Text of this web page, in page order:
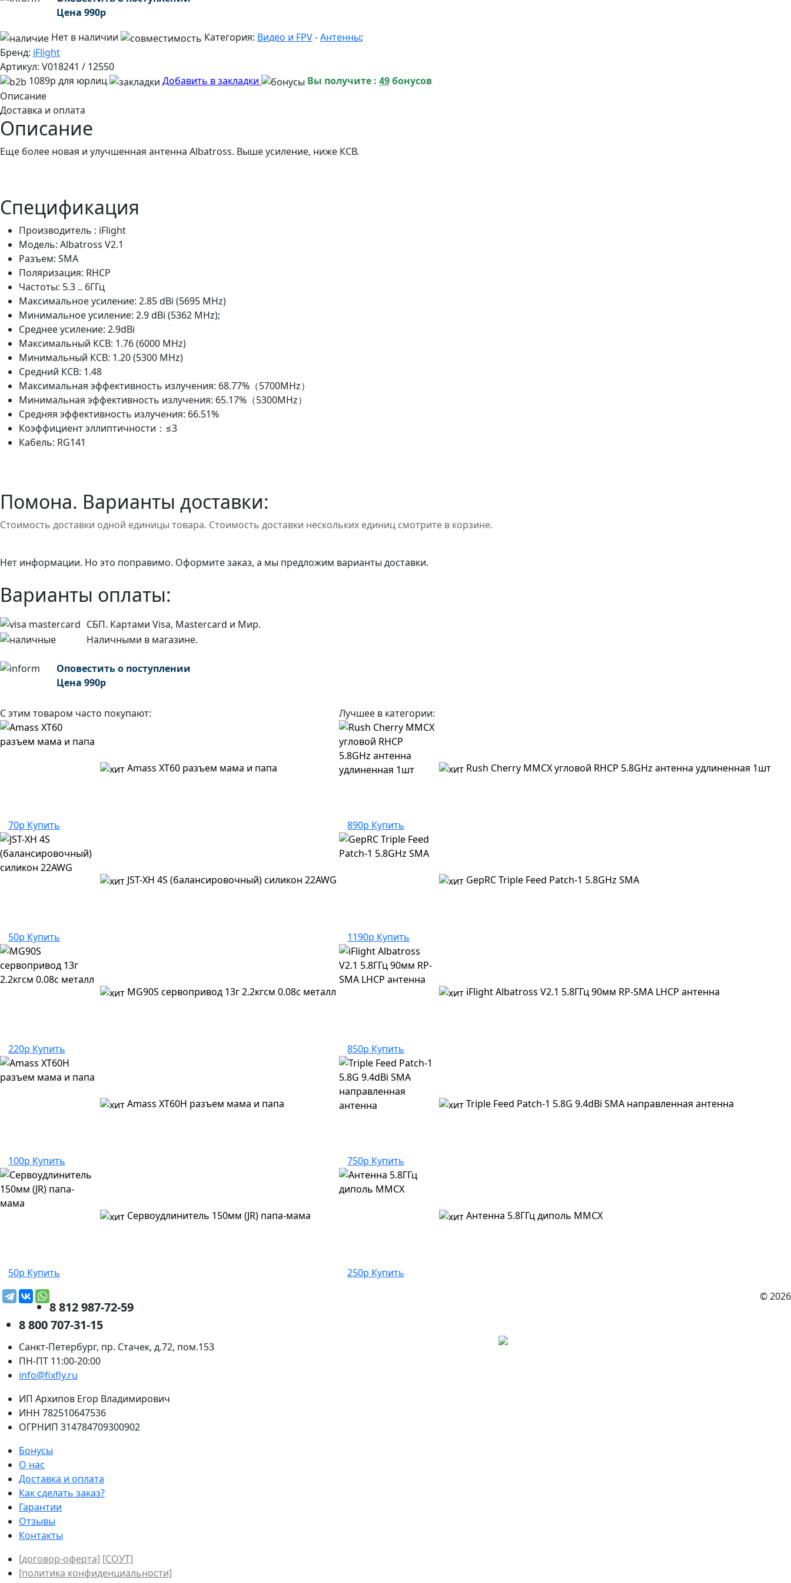
Цена 990р
Нет в наличии
Категория: Видео и FPV-Антенны;
Бренд: iFlight
Артикул: V018241 / 12550
1089р для юрлиц
Добавить в закладки Вы получите : 49бонусов
Описание
Доставка и оплата
Описание
Еще более новая и улучшенная антенна Albatross. Выше усиление, ниже КСВ.
Спецификация
Производитель : iFlight
Модель: Albatross V2.1
Разъем: SMA
Поляризация: RHCP
Частоты: 5.3 .. 6ГГц
Максимальное усиление: 2.85 dBi (5695 MHz)
Минимальное усиление: 2.9 dBi (5362 MHz);
Среднее усиление: 2.9dBi
Максимальный КСВ: 1.76 (6000 MHz)
Минимальный КСВ: 1.20 (5300 MHz)
Средний КСВ: 1.48
Максимальная эффективность излучения: 68.77%（5700MHz）
Минимальная эффективность излучения: 65.17%（5300MHz）
Средняя эффективность излучения: 66.51%
Коэффициент эллиптичности：≤3
Кабель: RG141
Помона. Варианты доставки:
Стоимость доставки одной единицы товара. Стоимость доставки нескольких единиц смотрите в корзине.
Нет информации. Но это поправимо. Оформите заказ, а мы предложим варианты доставки.
Варианты оплаты:
СБП. Картами Visa, Mastercard и Мир.
Наличными в магазине.
Оповестить о поступлении
Цена 990р
С этим товаром часто покупают:
Amass XT60 разъем мама и папа
70р Купить
JST-XH 4S (балансировочный) силикон 22AWG
50р Купить
MG90S сервопривод 13г 2.2кгсм 0.08с металл
220р Купить
Amass XT60H разъем мама и папа
100р Купить
Сервоудлинитель 150мм (JR) папа-мама
50р Купить
Лучшее в категории:
Rush Cherry MMCX угловой RHCP 5.8GHz антенна удлиненная 1шт
890р Купить
GepRC Triple Feed Patch-1 5.8GHz SMA
1190р Купить
iFlight Albatross V2.1 5.8ГГц 90мм RP-SMA LHCP антенна
850р Купить
Triple Feed Patch-1 5.8G 9.4dBi SMA направленная антенна
750р Купить
Антенна 5.8ГГц диполь MMCX
250р Купить
© 2026
8 812 987-72-59
8 800 707-31-15
Санкт-Петербург, пр. Стачек, д.72, пом.153
ПН-ПТ 11:00-20:00
info@fixfly.ru
ИП Архипов Егор Владимирович
ИНН 782510647536
ОГРНИП 314784709300902
Бонусы
О нас
Доставка и оплата
Как сделать заказ?
Гарантии
Отзывы
Контакты
[договор-оферта] [СОУТ]
[политикa конфиденциальности]